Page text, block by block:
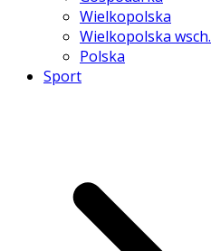
Wielkopolska
Wielkopolska wsch.
Polska
Sport